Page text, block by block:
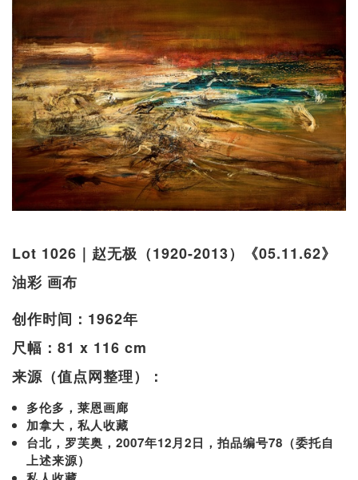
Lot 1026｜赵无极（1920-2013）《05.11.62》
油彩 画布
创作时间：1962年
尺幅：81 x 116 cm
来源（值点网整理）：
多伦多，莱恩画廊
加拿大，私人收藏
台北，罗芙奥，2007年12月2日，拍品编号78（委托自
上述来源）